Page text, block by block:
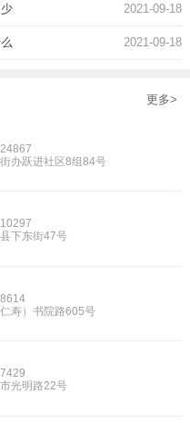
2021-09-18
2021-09-18
更多>
办跃进社区8组84号
下东街47号
寿）书院路605号
光明路22号